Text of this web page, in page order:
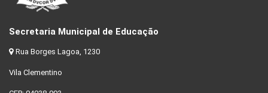
Secretaria Municipal de Educação
Rua Borges Lagoa, 1230
Vila Clementino